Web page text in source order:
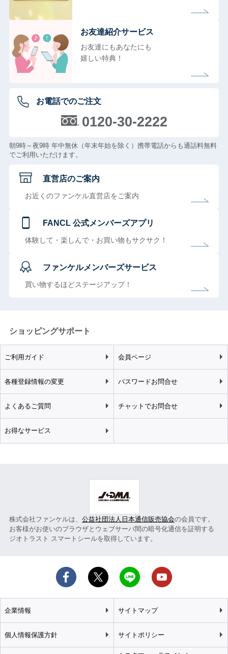
お友達紹介サービス
お友達にもあなたにも
嬉しい特典！
お電話でのご注文
0120-30-2222
朝9時～夜9時 年中無休（年末年始を除く）携帯電話からも通話料無料
でご利用いただけます。
直営店のご案内
お近くのファンケル直営店をご案内
FANCL 公式メンバーズアプリ
体験して・楽しんで・お買い物もサクサク！
ファンケルメンバーズサービス
買い物するほどステージアップ！
ショッピングサポート
ご利用ガイド 会員ページ
各種登録情報の変更 パスワードお問合せ
よくあるご質問 チャットでお問合せ
お得なサービス
株式会社ファンケルは、 公益社団法人日本通信販売協会の会員です。
お客様がお使いのブラウザとウェブサーバ間の暗号化通信を証明する
ジオトラスト スマートシールを取得しています。
企業情報 サイトマップ
個人情報保護方針 サイトポリシー